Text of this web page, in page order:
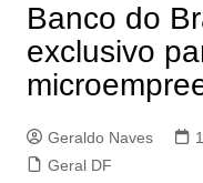
Banco do
exclusivo
Geraldo Naves
Geral DF